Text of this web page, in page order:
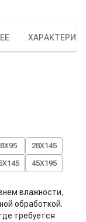
28X145
45X195
влажности,
обработкой.
требуется